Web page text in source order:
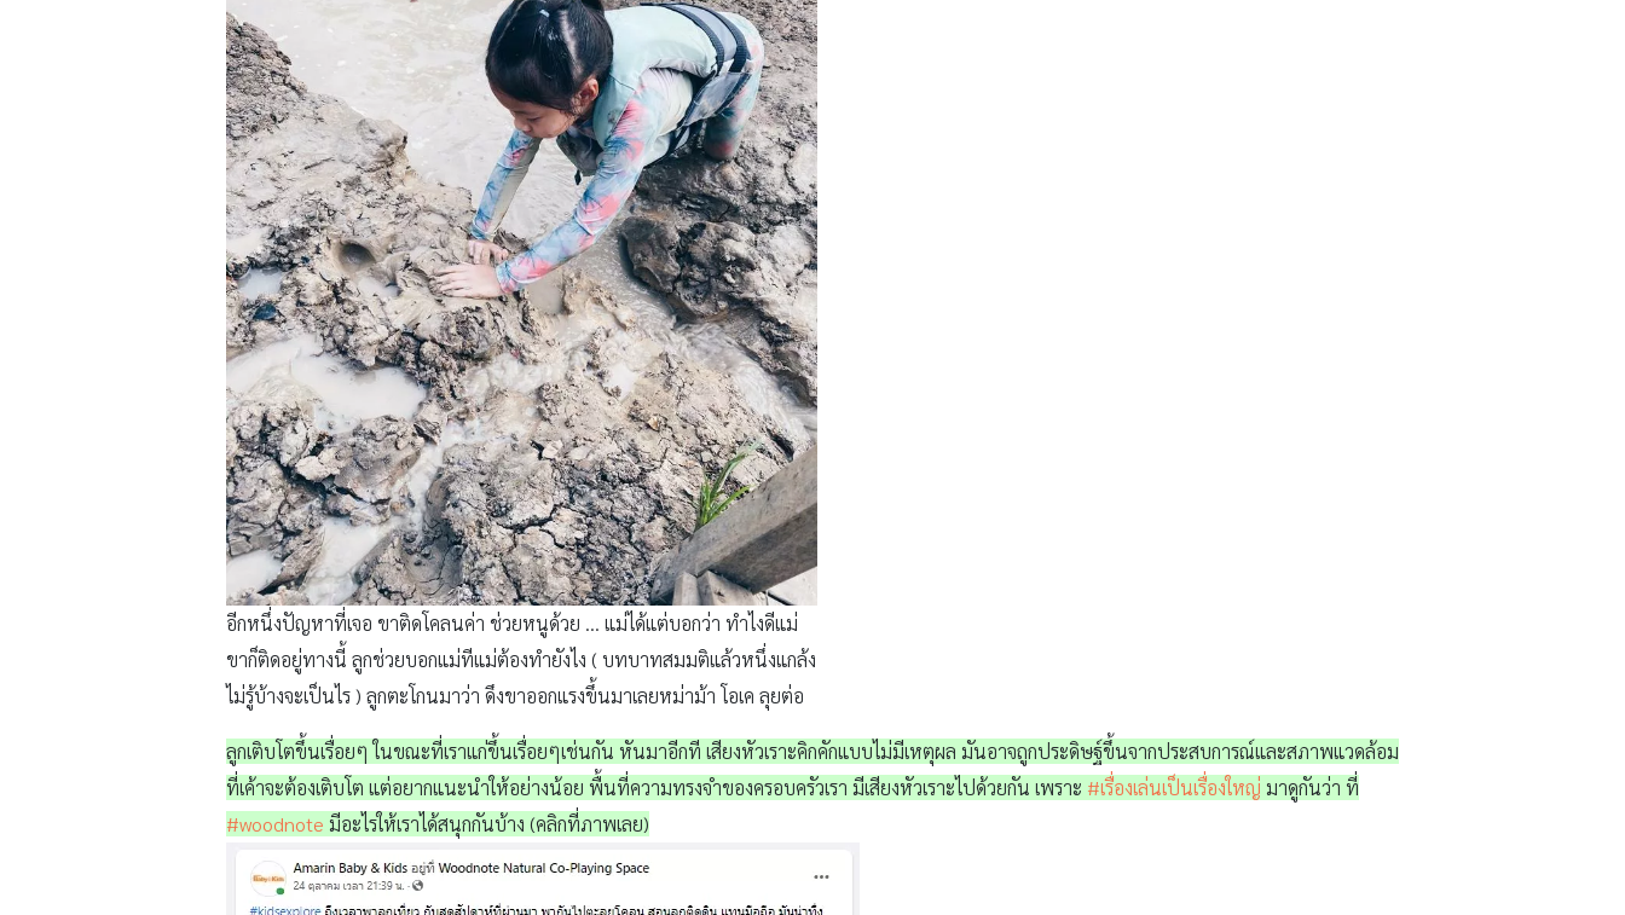
อีกหนึ่งปัญหาที่เจอ ขาติดโคลนค่า ช่วยหนูด้วย … แม่ได้แต่บอกว่า ทำไงดีแม่
ขาก็ติดอยู่ทางนี้ ลูกช่วยบอกแม่ทีแม่ต้องทำยังไง ( บทบาทสมมติแล้วหนึ่งแกล้ง
ไม่รู้บ้างจะเป็นไร ) ลูกตะโกนมาว่า ดึงขาออกแรงขึ้นมาเลยหม่าม้า โอเค ลุยต่อ
ลูกเติบโตขึ้นเรื่อยๆ ในขณะที่เราแก่ขึ้นเรื่อยๆเช่นกัน หันมาอีกที เสียงหัวเราะคิกคักแบบไม่มีเหตุผล มันอาจถูกประดิษฐ์ขึ้นจากประสบการณ์และสภาพแวดล้อม
ที่เค้าจะต้องเติบโต แต่อยากแนะนำให้อย่างน้อย พื้นที่ความทรงจำของครอบครัวเรา มีเสียงหัวเราะไปด้วยกัน เพราะ #เรื่องเล่นเป็นเรื่องใหญ่ มาดูกันว่า ที่
#woodnote มีอะไรให้เราได้สนุกกันบ้าง (คลิกที่ภาพเลย)